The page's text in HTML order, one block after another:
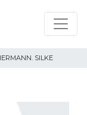
SILKE